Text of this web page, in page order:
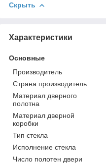
Скрыть
Характеристики
Основные
Производитель
Страна производитель
Материал дверного
полотна
Материал дверной
коробки
Тип стекла
Исполнение стекла
Число полотен двери